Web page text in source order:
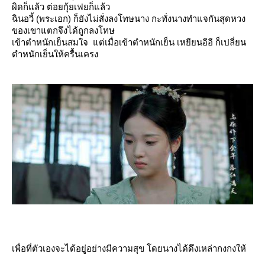
ผิดก็แล้ว ต่อยกุ้ยเฟยก็แล้ว
ฉินอวี้ (พระเอก) ก็ยังไม่สั่งลงโทษนาง กะทั่งนางทำแจกันสุดหวง
ของเขาแตกจึงได้ถูกลงโทษ
เข้าตำหนักเย็นสมใจ แต่เมื่อเข้าตำหนักเย็น เหยียนอีอี ก็เปลี่ยน
ตำหนักเย็นให้ครื้นเครง
เพื่อที่ตัวเองจะได้อยู่อย่างมีความสุข โดยนางได้ดึงเหล่ากงกงให้